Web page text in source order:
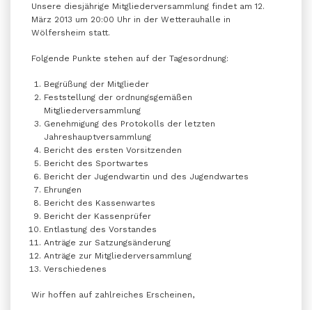
Unsere diesjährige Mitgliederversammlung findet am 12.
März 2013 um 20:00 Uhr in der Wetterauhalle in
Wölfersheim statt.
Folgende Punkte stehen auf der Tagesordnung:
Begrüßung der Mitglieder
Feststellung der ordnungsgemäßen
Mitgliederversammlung
Genehmigung des Protokolls der letzten
Jahreshauptversammlung
Bericht des ersten Vorsitzenden
Bericht des Sportwartes
Bericht der Jugendwartin und des Jugendwartes
Ehrungen
Bericht des Kassenwartes
Bericht der Kassenprüfer
Entlastung des Vorstandes
Anträge zur Satzungsänderung
Anträge zur Mitgliederversammlung
Verschiedenes
Wir hoffen auf zahlreiches Erscheinen,